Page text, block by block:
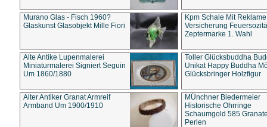
Murano Glas - Fisch 1960?
Glaskunst Glasobjekt Mille Fiori
Kpm Schale Mit Reklame
Versicherung
Zeptermarke 1. Wahl
Alte Antike Lupenmalerei
Miniaturmalerei Signiert Seguin
Um 1860/1880
Toller Glücksbuddha
Unikat Happy Buddha
Glücksbringer Holzfigur
Alter Antiker Granat Armreif
Armband Um 1900/1910
MÜnchner Biedermeier
Historische Ohrringe
Schaumgold 585
Perlen